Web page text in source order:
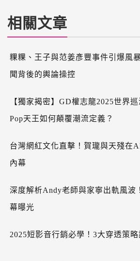
相關文章
粿粿、王子與范姜彥豐事件引爆風
聞背後的輿論操控
【獨家揭密】GD權志龍2025世界
Pop天王如何顛覆潮流定義？
台灣網紅文化直擊！賀瓏與天殘在
內幕
深度解析Andy老師與家寧出軌風波
幕曝光
2025短影音行銷必學！3大穿透策